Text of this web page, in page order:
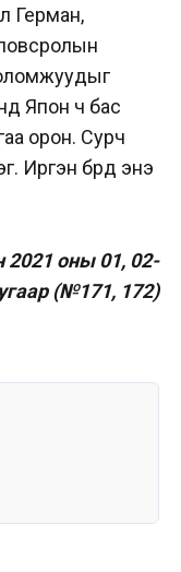
Герман,
Япон ч бас
орон. Сурч
Иргэн бүрд энэ
2021 оны 01, 02-
(№171, 172)